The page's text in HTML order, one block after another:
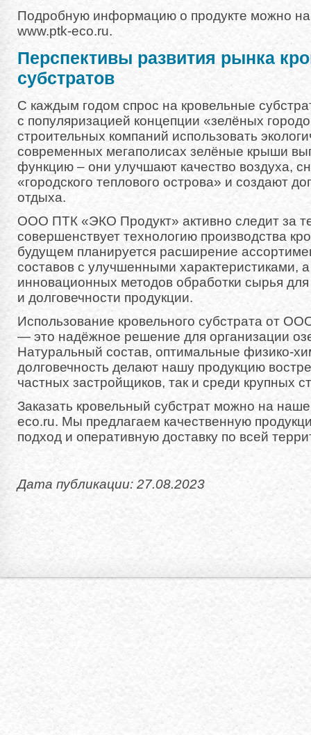
Подробную информацию о продукте можно
www.ptk-eco.ru.
Перспективы развития рынка
субстратов
С каждым годом спрос на кровельные
с популяризацией концепции «зелёных
строительных компаний использовать
современных мегаполисах зелёные крыши
функцию – они улучшают качество воздуха,
«городского теплового острова» и создают
отдыха.
ООО ПТК «ЭКО Продукт» активно следит за
совершенствует технологию производства
будущем планируется расширение
составов с улучшенными характеристиками,
инновационных методов обработки сырья
и долговечности продукции.
Использование кровельного субстрата от
— это надёжное решение для организации
Натуральный состав, оптимальные физико-
долговечность делают нашу продукцию
частных застройщиков, так и среди крупных
Заказать кровельный субстрат можно на
eco.ru. Мы предлагаем качественную
подход и оперативную доставку по всей
Дата публикации: 27.08.2023